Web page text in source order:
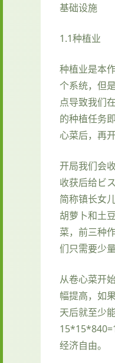
基础设施
1.1种植业
种植业是本
个系统，但
点导致我们
的种植任务
心菜后，再
开局我们会
收获后给ビ
简称镇长女
胡萝卜和土
菜，前三种
们只需要少
从卷心菜开
幅提高，如
天后就至少
经济自由。